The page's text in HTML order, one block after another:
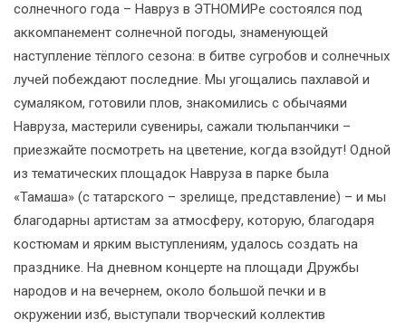
солнечного года – Навруз в ЭТНОМИРе состоялся под
аккомпанемент солнечной погоды, знаменующей
наступление тёплого сезона: в битве сугробов и солнечных
лучей побеждают последние. Мы угощались пахлавой и
сумаляком, готовили плов, знакомились с обычаями
Навруза, мастерили сувениры, сажали тюльпанчики –
приезжайте посмотреть на цветение, когда взойдут! Одной
из тематических площадок Навруза в парке была
«Тамаша» (с татарского – зрелище, представление) – и мы
благодарны артистам за атмосферу, которую, благодаря
костюмам и ярким выступлениям, удалось создать на
празднике. На дневном концерте на площади Дружбы
народов и на вечернем, около большой печки и в
окружении изб, выступали творческий коллектив